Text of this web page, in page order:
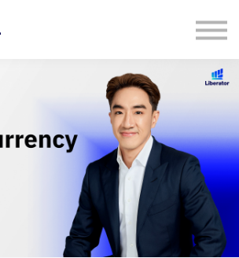
อใช้งาน Website
ปิดบัญชีกับ Liberator